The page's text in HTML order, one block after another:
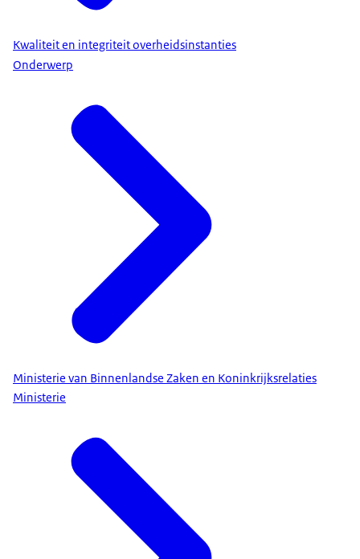
Kwaliteit en integriteit overheidsinstanties
Onderwerp
Ministerie van Binnenlandse Zaken en Koninkrijksrelaties
Ministerie